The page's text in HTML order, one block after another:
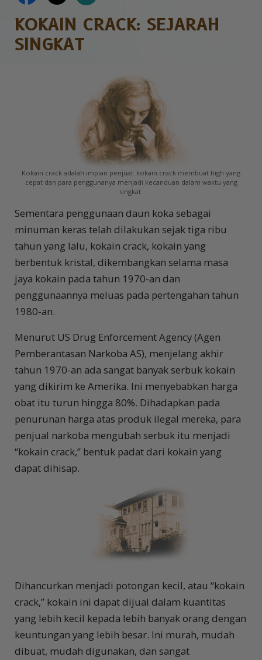
KOKAIN CRACK: SEJARAH
SINGKAT
Kokain crack adalah impian penjual: kokain crack membuat high yang
cepat dan para penggunanya menjadi kecanduan dalam waktu yang
singkat.
Sementara penggunaan daun koka sebagai
minuman keras telah dilakukan sejak tiga ribu
tahun yang lalu, kokain crack, kokain yang
berbentuk kristal, dikembangkan selama masa
jaya kokain pada tahun 1970-an dan
penggunaannya meluas pada pertengahan tahun
1980-an.
Menurut US Drug Enforcement Agency (Agen
Pemberantasan Narkoba AS), menjelang akhir
tahun 1970-an ada sangat banyak serbuk kokain
yang dikirim ke Amerika. Ini menyebabkan harga
obat itu turun hingga 80%. Dihadapkan pada
penurunan harga atas produk ilegal mereka, para
penjual narkoba mengubah serbuk itu menjadi
“kokain crack,” bentuk padat dari kokain yang
dapat dihisap.
Dihancurkan menjadi potongan kecil, atau “kokain
crack,” kokain ini dapat dijual dalam kuantitas
yang lebih kecil kepada lebih banyak orang dengan
keuntungan yang lebih besar. Ini murah, mudah
dibuat, mudah digunakan, dan sangat